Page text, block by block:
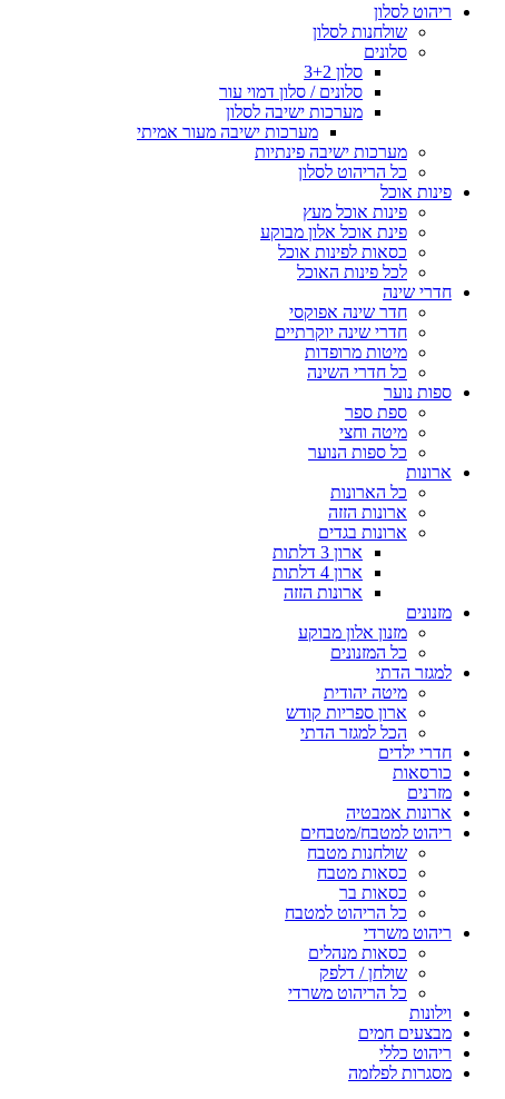
ריהוט לסלון
שולחנות לסלון
סלונים
סלון 3+2
סלונים / סלון דמוי עור
מערכות ישיבה לסלון
מערכות ישיבה מעור אמיתי
מערכות ישיבה פינתיות
כל הריהוט לסלון
פינות אוכל
פינות אוכל מעץ
פינת אוכל אלון מבוקע
כסאות לפינות אוכל
לכל פינות האוכל
חדרי שינה
חדר שינה אפוקסי
חדרי שינה יוקרתיים
מיטות מרופדות
כל חדרי השינה
ספות נוער
ספת ספר
מיטה וחצי
כל ספות הנוער
ארונות
כל הארונות
ארונות הזזה
ארונות בגדים
ארון 3 דלתות
ארון 4 דלתות
ארונות הזזה
מזנונים
מזנון אלון מבוקע
כל המזנונים
למגזר הדתי
מיטה יהודית
ארון ספריות קודש
הכל למגזר הדתי
חדרי ילדים
כורסאות
מזרנים
ארונות אמבטיה
ריהוט למטבח/מטבחים
שולחנות מטבח
כסאות מטבח
כסאות בר
כל הריהוט למטבח
ריהוט משרדי
כסאות מנהלים
שולחן / דלפק
כל הריהוט משרדי
וילונות
מבצעים חמים
ריהוט כללי
מסגרות לפלזמה